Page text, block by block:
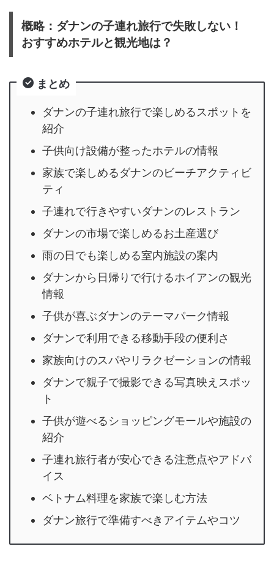
概略：ダナンの子連れ旅行で失敗しない！
おすすめホテルと観光地は？
まとめ
ダナンの子連れ旅行で楽しめるスポットを
紹介
子供向け設備が整ったホテルの情報
家族で楽しめるダナンのビーチアクティビ
ティ
子連れで行きやすいダナンのレストラン
ダナンの市場で楽しめるお土産選び
雨の日でも楽しめる室内施設の案内
ダナンから日帰りで行けるホイアンの観光
情報
子供が喜ぶダナンのテーマパーク情報
ダナンで利用できる移動手段の便利さ
家族向けのスパやリラクゼーションの情報
ダナンで親子で撮影できる写真映えスポッ
ト
子供が遊べるショッピングモールや施設の
紹介
子連れ旅行者が安心できる注意点やアドバ
イス
ベトナム料理を家族で楽しむ方法
ダナン旅行で準備すべきアイテムやコツ